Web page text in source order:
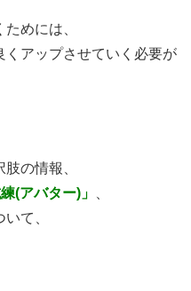
めには、
くアップさせていく必要が
の情報、
(アバター)」
て、